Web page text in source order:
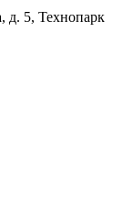
д. 5, Технопарк